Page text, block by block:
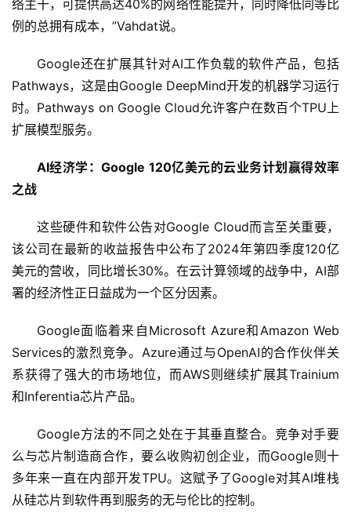
络主干，可提供高达40%的网络性能提升，同时降低同等比
例的总拥有成本，”Vahdat说。
Google还在扩展其针对AI工作负载的软件产品，包括
Pathways，这是由Google DeepMind开发的机器学习运行
时。Pathways on Google Cloud允许客户在数百个TPU上
扩展模型服务。
AI经济学：Google 120亿美元的云业务计划赢得效率
之战
这些硬件和软件公告对Google Cloud而言至关重要，
该公司在最新的收益报告中公布了2024年第四季度120亿
美元的营收，同比增长30%。在云计算领域的战争中，AI部
署的经济性正日益成为一个区分因素。
Google面临着来自Microsoft Azure和Amazon Web
Services的激烈竞争。Azure通过与OpenAI的合作伙伴关
系获得了强大的市场地位，而AWS则继续扩展其Trainium
和Inferentia芯片产品。
Google方法的不同之处在于其垂直整合。竞争对手要
么与芯片制造商合作，要么收购初创企业，而Google则十
多年来一直在内部开发TPU。这赋予了Google对其AI堆栈
从硅芯片到软件再到服务的无与伦比的控制。